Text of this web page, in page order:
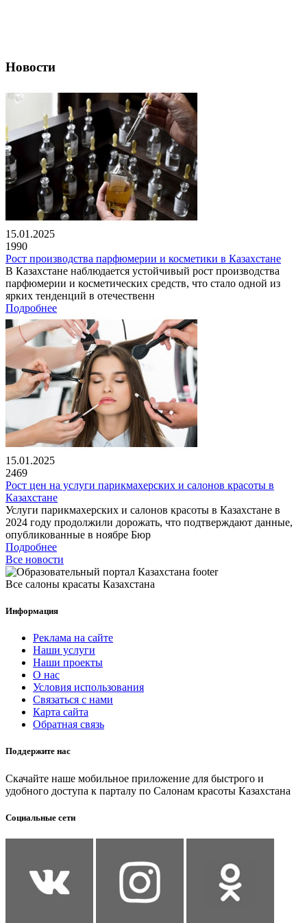
Новости
15.01.2025
1990
Рост производства парфюмерии и косметики в Казахстане
В Казахстане наблюдается устойчивый рост производства
парфюмерии и косметических средств, что стало одной из
ярких тенденций в отечественн
Подробнее
15.01.2025
2469
Рост цен на услуги парикмахерских и салонов красоты в
Казахстане
Услуги парикмахерских и салонов красоты в Казахстане в
2024 году продолжили дорожать, что подтверждают данные,
опубликованные в ноябре Бюр
Подробнее
Все новости
Все салоны красаты Казахстана
Информация
Реклама на сайте
Наши услуги
Наши проекты
О нас
Условия использования
Связаться с нами
Карта сайта
Обратная связь
Поддержите нас
Скачайте наше мобильное приложение для быстрого и
удобного доступа к парталу по Салонам красоты Казахстана
Социальные сети